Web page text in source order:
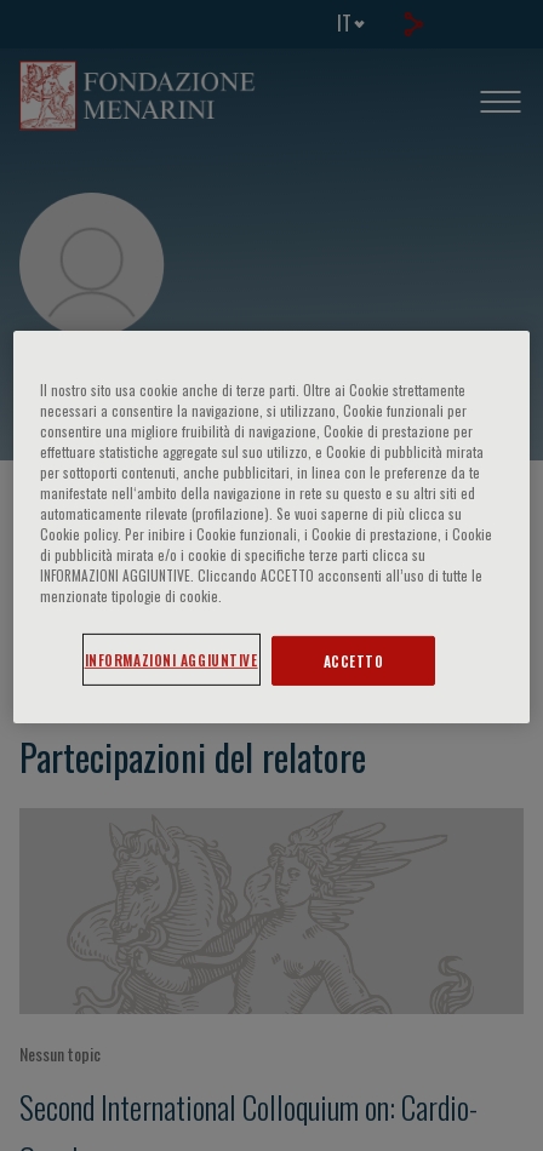
IT
Yeh Edward T. H.
HOME PAGE / CORSI ED EVENTI / RELATORE
Yeh Edward T. H.
Partecipazioni del relatore
Nessun topic
Second International Colloquium on: Cardio-
Il nostro sito usa cookie anche di terze parti. Oltre ai Cookie strettamente
necessari a consentire la navigazione, si utilizzano, Cookie funzionali per
consentire una migliore fruibilità di navigazione, Cookie di prestazione per
effettuare statistiche aggregate sul suo utilizzo, e Cookie di pubblicità mirata
per sottoporti contenuti, anche pubblicitari, in linea con le preferenze da te
manifestate nell‘ambito della navigazione in rete su questo e su altri siti ed
automaticamente rilevate (profilazione). Se vuoi saperne di più clicca su
Cookie policy. Per inibire i Cookie funzionali, i Cookie di prestazione, i Cookie
di pubblicità mirata e/o i cookie di specifiche terze parti clicca su
INFORMAZIONI AGGIUNTIVE. Cliccando ACCETTO acconsenti all’uso di tutte le
menzionate tipologie di cookie.
INFORMAZIONI AGGIUNTIVE ACCETTO